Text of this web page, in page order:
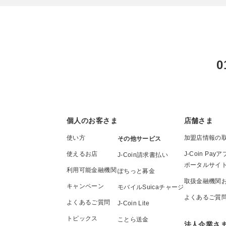
個人のお客さま
使い方
使えるお店
利用可能金融機関
キャンペーン
よくあるご質問
トピックス
その他サービス
J-Coin請求書払い
ぽちっと募金
モバイルSuicaチャージ
J-Coin Lite
ことら送金
店舗さま
加盟店情報の
J-Coin Payア
ポータルサイ
取扱金融機関
よくあるご質